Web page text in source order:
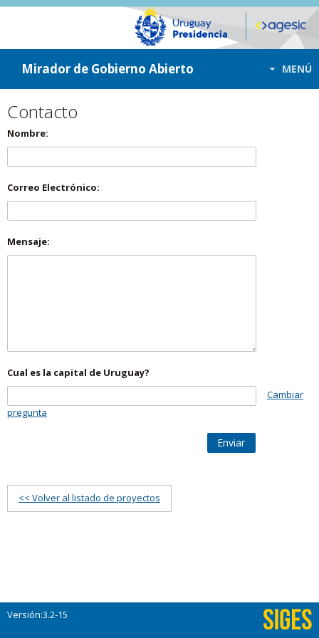
ir a contenido
ir al menú
Mirador de Gobierno Abierto MENÚ
Contacto
Nombre:
Correo Electrónico:
Mensaje:
Cual es la capital de Uruguay?
Cambiar
pregunta
Enviar
<< Volver al listado de proyectos
Versión:3.2-15